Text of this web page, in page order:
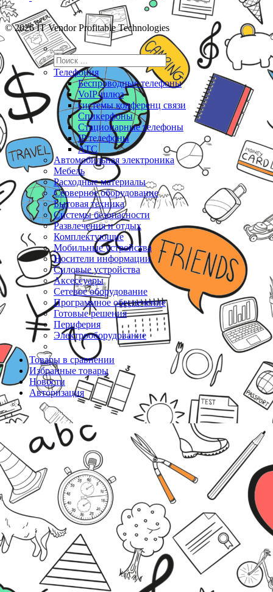
© 2026 IT Vendor Profitable Technologies
Телефония
Беспроводные телефоны
VoIP-шлюз
системы конференц связи
Спикерфоны
Стационарные телефоны
IP телефоны
АТС
Автомобильная электроника
Мебель
Расходные материалы
Серверное оборудование
Бытовая техника
Системы безопасности
Развлечения и отдых
Комплектующие
Мобильные устройства
Носители информации
Силовые устройства
Аксессуары
Сетевое оборудование
Программное обеспечение
Готовые решения
Периферия
Электрооборудование
Товары в сравнении
Избранные товары
Новости
Авторизация